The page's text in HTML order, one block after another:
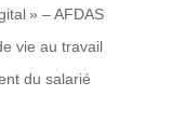
» – AFDAS
vie au travail
du salarié